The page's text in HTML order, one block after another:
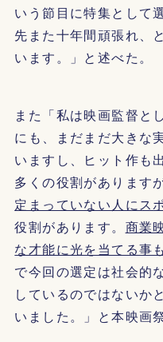
いう節目に特集として
先また十年間頑張れ、
います。」と述べた。
また「私は映画監督と
にも、まだまだ大きな
いますし、ヒット作も
多くの役割があります
定まっていない人にス
役割があります。 商業
な才能に光を当てる事
で今回の選定は社会的
しているのではないか
いました。」と本映画